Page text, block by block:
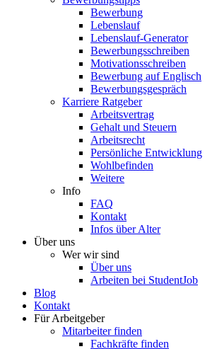
Bewerbung
Lebenslauf
Lebenslauf-Generator
Bewerbungsschreiben
Motivationsschreiben
Bewerbung auf Englisch
Bewerbungsgespräch
Karriere Ratgeber
Arbeitsvertrag
Gehalt und Steuern
Arbeitsrecht
Persönliche Entwicklung
Wohlbefinden
Weitere
Info
FAQ
Kontakt
Infos über Alter
Über uns
Wer wir sind
Über uns
Arbeiten bei StudentJob
Blog
Kontakt
Für Arbeitgeber
Mitarbeiter finden
Fachkräfte finden